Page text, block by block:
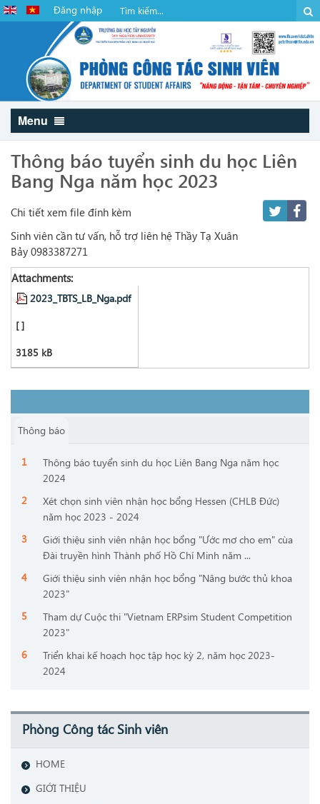
Đăng nhập
Menu
Thông báo tuyển sinh du học Liên
Bang Nga năm học 2023
Chi tiết xem file đính kèm
Sinh viên cần tư vấn, hỗ trợ liên hệ Thầy Tạ Xuân
Bảy 0983387271
Attachments:
2023_TBTS_LB_Nga.pdf
[ ]
3185 kB
Thông báo
Thông báo tuyển sinh du học Liên Bang Nga năm học
2024
Xét chọn sinh viên nhận học bổng Hessen (CHLB Đức)
năm học 2023 - 2024
Giới thiệu sinh viên nhận học bổng "Ước mơ cho em" cùa
Đài truyền hình Thành phố Hồ Chí Minh năm ...
Giới thiệu sinh viên nhận học bổng "Nâng bước thủ khoa
2023"
Tham dự Cuộc thi "Vietnam ERPsim Student Competition
2023"
Triển khai kế hoạch học tập học kỳ 2, năm học 2023-
2024
Phòng Công tác Sinh viên
HOME
GIỚI THIỆU